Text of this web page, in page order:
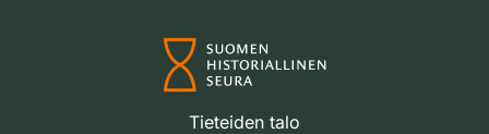
Tieteiden talo